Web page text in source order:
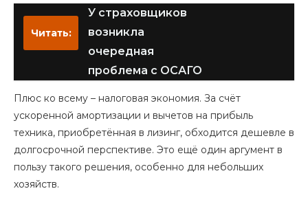
Читать:
У страховщиков
возникла
очередная
проблема с ОСАГО
Плюс ко всему – налоговая экономия. За счёт
ускоренной амортизации и вычетов на прибыль
техника, приобретённая в лизинг, обходится дешевле в
долгосрочной перспективе. Это ещё один аргумент в
пользу такого решения, особенно для небольших
хозяйств.